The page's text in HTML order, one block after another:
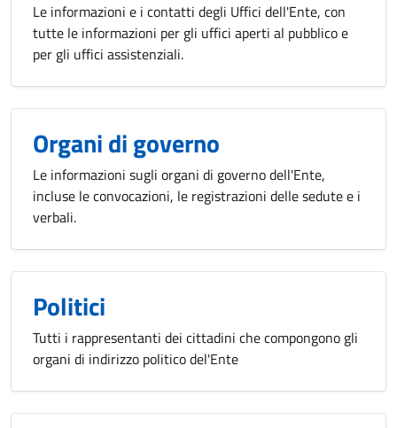
Le informazioni e i contatti degli Uffici dell'Ente, con
tutte le informazioni per gli uffici aperti al pubblico e
per gli uffici assistenziali.
Organi di governo
Le informazioni sugli organi di governo dell'Ente,
incluse le convocazioni, le registrazioni delle sedute e i
verbali.
Politici
Tutti i rappresentanti dei cittadini che compongono gli
organi di indirizzo politico del'Ente